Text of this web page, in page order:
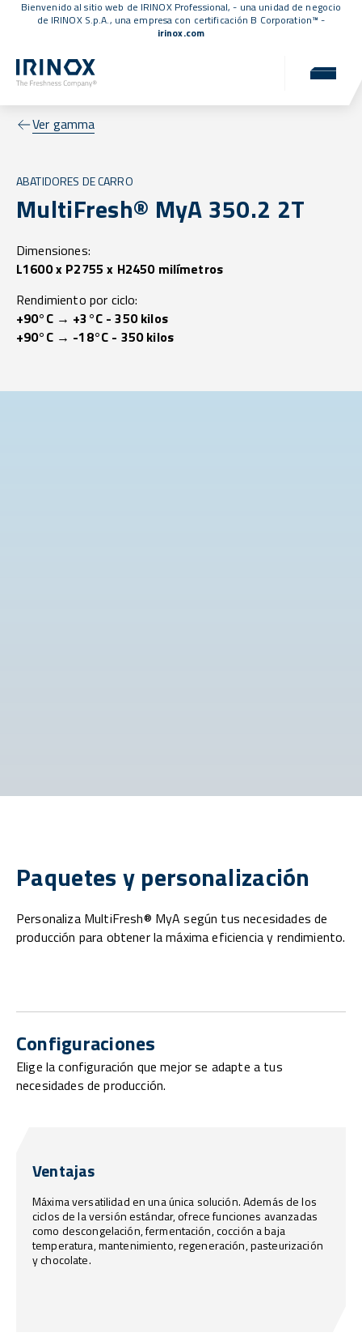
Bienvenido al sitio web de IRINOX Professional, - una unidad de negocio
de IRINOX S.p.A., una empresa con certificación B Corporation™ -
irinox.com
Ver gamma
ABATIDORES DE CARRO
MultiFresh® MyA 350.2 2T
Dimensiones:
L1600 x P2755 x H2450 milímetros
Rendimiento por ciclo:
+90°C → +3°C - 350 kilos
+90°C → -18°C - 350 kilos
Paquetes y personalización
Personaliza MultiFresh® MyA según tus necesidades de
producción para obtener la máxima eficiencia y rendimiento.
Configuraciones
Elige la configuración que mejor se adapte a tus
necesidades de producción.
Ventajas
Máxima versatilidad en una única solución. Además de los
ciclos de la versión estándar, ofrece funciones avanzadas
como descongelación, fermentación, cocción a baja
temperatura, mantenimiento, regeneración, pasteurización
y chocolate.